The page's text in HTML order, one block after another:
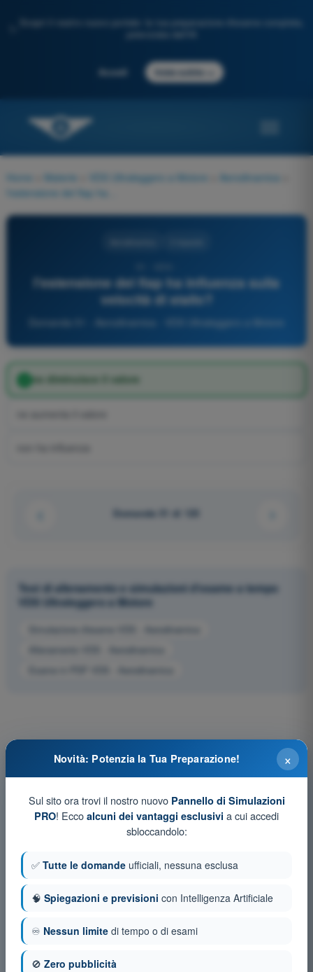
Scopri il nostro nuovo portale: la tua preparazione d'esame completa,
Accedi Inizia subito
Home Materie VDS Ultraleggero a Motore Aerodinamica
l'estensione del flap ha influenza sulla
velocità di stallo?
Domanda 51 - Aerodinamica - VDS Ultraleggero a Motore
ne diminuisce il valore
Domanda 51 di 125
Test di allenamento e simulazioni d'esame a tempo
VDS Ultraleggero a Motore
Simulazione d'esame VDS - Aerodinamica
×
Novità: Potenzia la Tua Preparazione!
Sul sito ora trovi il nostro nuovo Pannello di Simulazioni
PRO! Ecco alcuni dei vantaggi esclusivi a cui accedi
sbloccandolo:
✅ Tutte le domande ufficiali, nessuna esclusa
🧠 Spiegazioni e previsioni con Intelligenza Artificiale
♾️ Nessun limite di tempo o di esami
🚫 Zero pubblicità